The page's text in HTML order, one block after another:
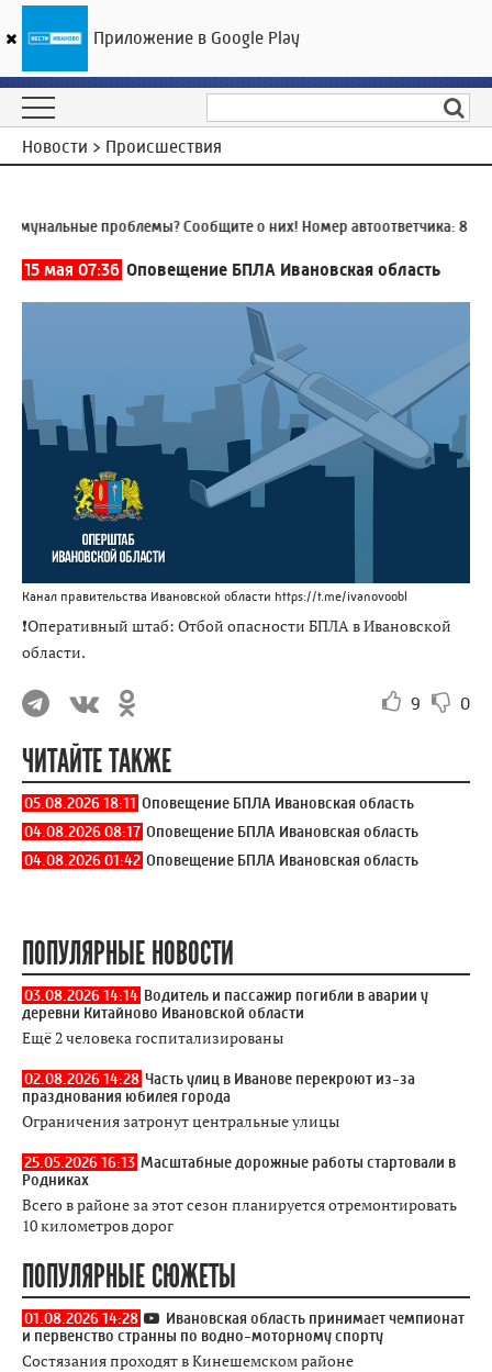
ГТРК «Ивтелерадио»
Новости > Происшествия
проблемы? Сообщите о них! Номер автоответчика:8
15 мая 07:36 Оповещение БПЛА Ивановская область
Канал правительства Ивановской области https://t.me/ivanovoobl
❗Оперативный штаб: Отбой опасности БПЛА в Ивановской
области.
9 0
ЧИТАЙТЕ ТАКЖЕ
05.08.2026 18:11 Оповещение БПЛА Ивановская область
04.08.2026 08:17 Оповещение БПЛА Ивановская область
04.08.2026 01:42 Оповещение БПЛА Ивановская область
ПОПУЛЯРНЫЕ НОВОСТИ
03.08.2026 14:14 Водитель и пассажир погибли в аварии у
деревни Китайново Ивановской области
Ещё 2 человека госпитализированы
02.08.2026 14:28 Часть улиц в Иванове перекроют из-за
празднования юбилея города
Ограничения затронут центральные улицы
25.05.2026 16:13 Масштабные дорожные работы стартовали в
Родниках
Всего в районе за этот сезон планируется отремонтировать
10 километров дорог
ПОПУЛЯРНЫЕ СЮЖЕТЫ
01.08.2026 14:28
Ивановская область принимает чемпионат
и первенство странны по водно-моторному спорту
Состязания проходят в Кинешемском районе
Приложение в Google Play